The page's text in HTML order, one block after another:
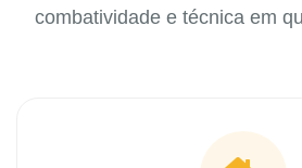
combatividade e técnica em